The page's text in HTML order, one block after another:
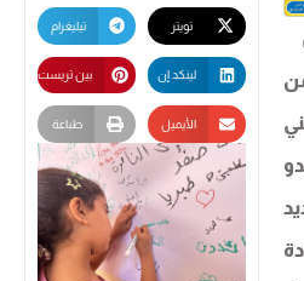
تيليغرام
لينكد إن بين تريست
الأيميل طباعة